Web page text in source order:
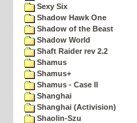
Sexy Six
Shadow Hawk One
Shadow of the Beast
Shadow World
Shaft Raider rev 2.2
Shamus
Shamus+
Shamus - Case II
Shanghai
Shanghai (Activision)
Shaolin-Szu